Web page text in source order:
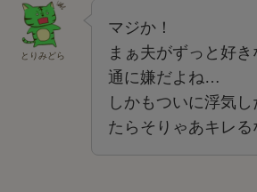
とりみどら
マジか！
まぁ夫がずっと好
通に嫌だよね…
しかもついに浮気
たらそりゃあキレる